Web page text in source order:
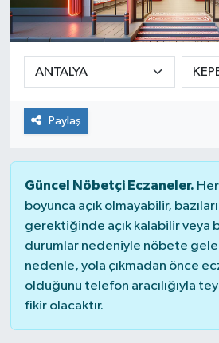
Paylaş
Güncel Nöbetçi Eczaneler.
boyunca açık olmayabilir,
gerektiğinde açık kalabilir veya
durumlar nedeniyle nöbete
nedenle, yola çıkmadan önce
olduğunu telefon aracılığıyla
fikir olacaktır.